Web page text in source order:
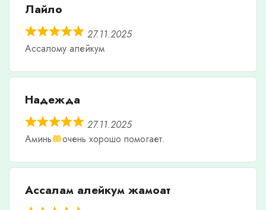
Лайло
27.11.2025
Ассалому алейкум
Надежда
27.11.2025
Аминь
очень хорошо помогает.
Ассалам алейкум жамоат